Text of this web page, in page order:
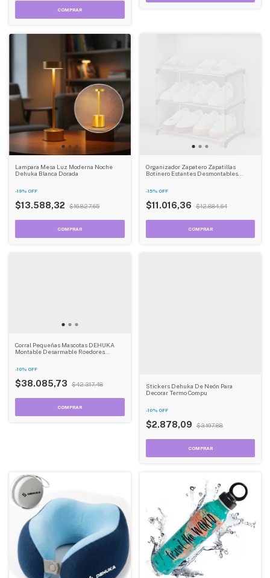
Lampara Mesa Luz Moderna Noche
Dehuka Blanca Dorada
-19% OFF
$13.588,32 $16.827,65
Organizador Zapatero Zapatillas
Botinero Estantes Desmontables
-15% OFF
$11.016,36 $12.884,64
Corral Pequeñas Mascotas DEHUKA
Montable Desarmable Roedores
-10% OFF
$38.085,73 $42.317,48
Stickers Dehuka De Neón Para
Decorar Termo Compu
-10% OFF
$2.878,09 $3.197,88